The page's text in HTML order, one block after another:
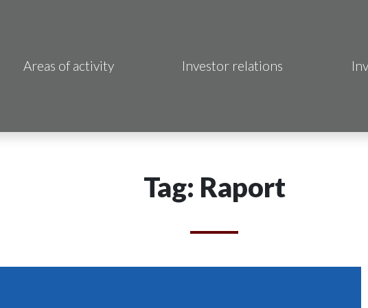
Areas of activity
CDI KB Sp. z o.o.
Investor relations
Tag: Raport